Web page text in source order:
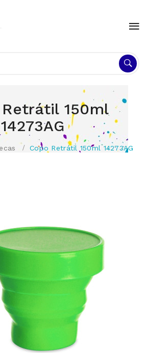
150ml
14273AG
Copo Retrátil 150ml 14273AG